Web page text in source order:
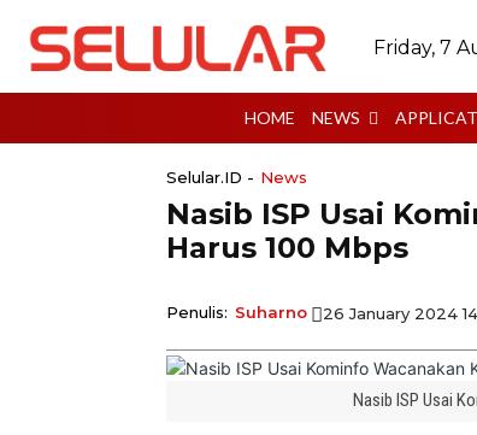
Friday, 7
HOME NEWS
Selular.ID - News
Nasib ISP Usai
Harus 100 Mbps
Penulis: Suharno 26 January 2024
Nasib ISP Usai